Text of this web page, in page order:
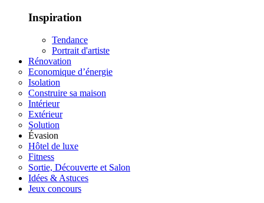
Inspiration
Tendance
Portrait d'artiste
Rénovation
Economique d’énergie
Isolation
Construire sa maison
Intérieur
Extérieur
Solution
Évasion
Hôtel de luxe
Fitness
Sortie, Découverte et Salon
Idées & Astuces
Jeux concours